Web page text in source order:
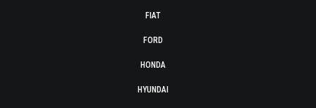
FIAT
FORD
HONDA
HYUNDAI